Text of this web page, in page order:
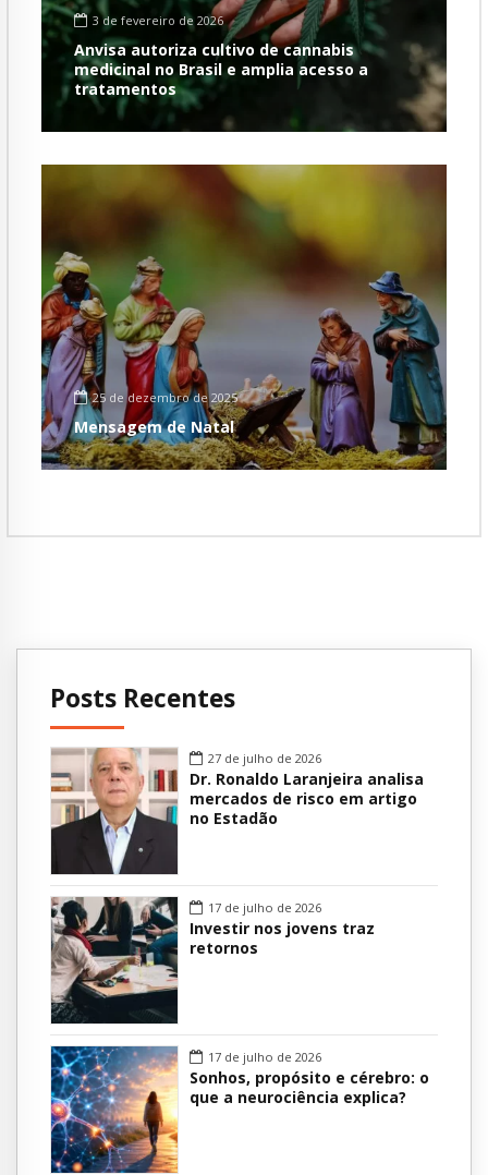
3 de fevereiro de 2026
Anvisa autoriza cultivo de cannabis
medicinal no Brasil e amplia acesso a
tratamentos
25 de dezembro de 2025
Mensagem de Natal
Posts Recentes
27 de julho de 2026
Dr. Ronaldo Laranjeira analisa
mercados de risco em artigo
no Estadão
17 de julho de 2026
Investir nos jovens traz
retornos
17 de julho de 2026
Sonhos, propósito e cérebro: o
que a neurociência explica?